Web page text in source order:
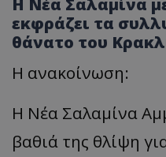
εκφράζει τα
θάνατο του
Η ανακοίνωση:
Η Νέα Σαλαμίνα
βαθιά της θλίψη